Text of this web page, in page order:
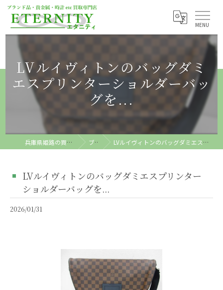
LVルイヴィトンのバッグダミ
エスプリンターショルダーバッ
グを...
兵庫県姫路の買取ならETERNITY ブログ LVルイヴィトンのバッグダミエスプリンターショルダーバッグを...
LVルイヴィトンのバッグダミエスプリンター
ショルダーバッグを...
2026/01/31